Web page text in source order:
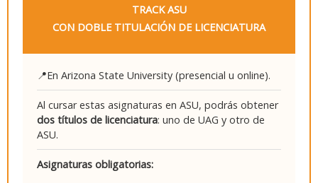
TRACK ASU
CON DOBLE TITULACIÓN DE LICENCIATURA
📍En Arizona State University (presencial u online).
Al cursar estas asignaturas en ASU, podrás obtener
dos títulos de licenciatura: uno de UAG y otro de
ASU.
Asignaturas obligatorias: